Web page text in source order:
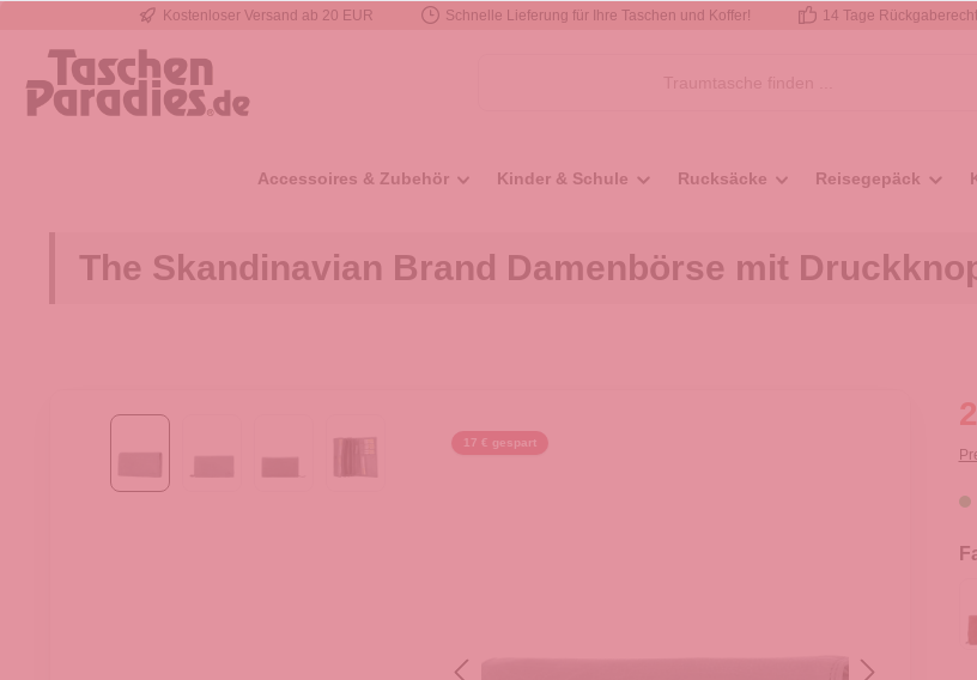
Zur Hauptnavigation springen
Kostenloser Versand ab 20 EUR Schnelle Lieferung für Ihre Taschen und Koffer! 14 Tage Rückgaberecht
Accessoires & Zubehör Kinder & Schule Rucksäcke Reisegepäck
The Skandinavian Brand Damenbörse mit
17 € gespart